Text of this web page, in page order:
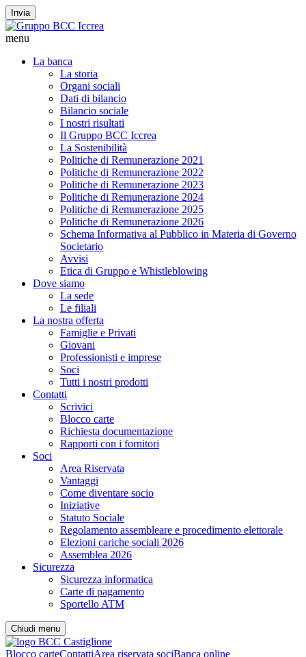
Invia
menu
La banca
La storia
Organi sociali
Dati di bilancio
Bilancio sociale
I nostri risultati
Il Gruppo BCC Iccrea
La Sostenibilità
Politiche di Remunerazione 2021
Politiche di Remunerazione 2022
Politiche di Remunerazione 2023
Politiche di Remunerazione 2024
Politiche di Remunerazione 2025
Politiche di Remunerazione 2026
Schema Informativa al Pubblico in Materia di Governo
Societario
Avvisi
Etica di Gruppo e Whistleblowing
Dove siamo
La sede
Le filiali
La nostra offerta
Famiglie e Privati
Giovani
Professionisti e imprese
Soci
Tutti i nostri prodotti
Contatti
Scrivici
Blocco carte
Richiesta documentazione
Rapporti con i fornitori
Soci
Area Riservata
Vantaggi
Come diventare socio
Iniziative
Statuto Sociale
Regolamento assembleare e procedimento elettorale
Elezioni cariche sociali 2026
Assemblea 2026
Sicurezza
Sicurezza informatica
Carte di pagamento
Sportello ATM
Chiudi menu
Blocco carteContattiArea riservata sociBanca online